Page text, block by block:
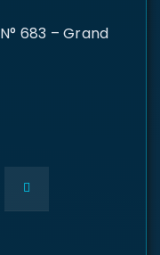
683 – Grand